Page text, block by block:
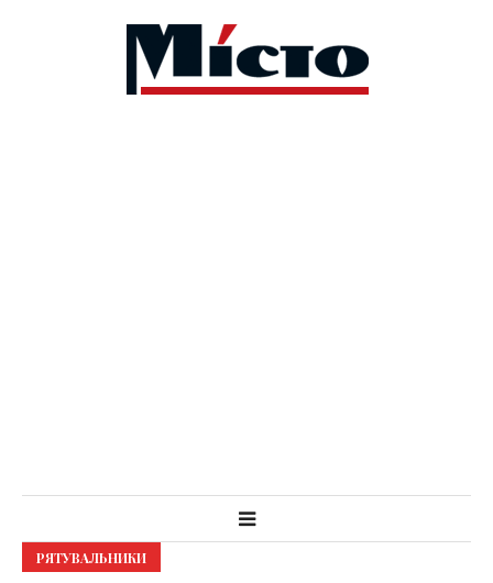
РЯТУВАЛЬНИКИ